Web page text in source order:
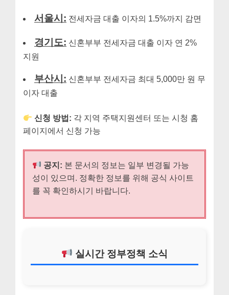
서울시: 전세자금 대출 이자의 1.5%까지 감면
경기도: 신혼부부 전세자금 대출 이자 연 2%
지원
부산시: 신혼부부 전세자금 최대 5,000만 원 무
이자 대출
신청 방법: 각 지역 주택지원센터 또는 시청 홈
페이지에서 신청 가능
공지: 본 문서의 정보는 일부 변경될 가능
성이 있으며. 정확한 정보를 위해 공식 사이트
를 꼭 확인하시기 바랍니다.
실시간 정부정책 소식